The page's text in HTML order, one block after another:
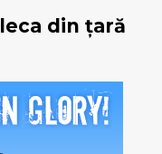
din ţară